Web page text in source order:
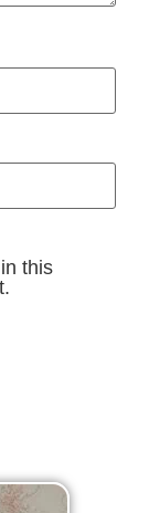
this